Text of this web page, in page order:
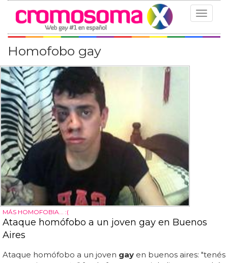
Toggle
Homofobo gay
MÁS HOMOFOBIA... :(
Ataque homófobo a un joven gay en Buenos
Aires
Ataque homófobo a un joven gay en buenos aires: "tenés